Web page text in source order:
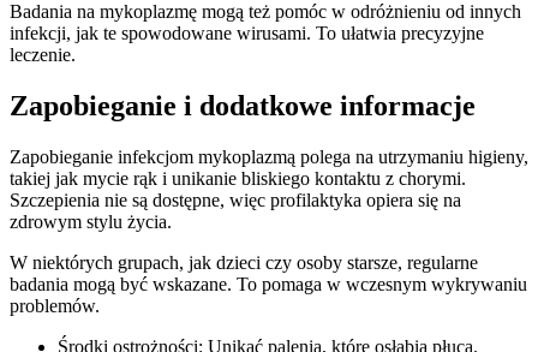
Badania na mykoplazmę mogą też pomóc w odróżnieniu od innych
infekcji, jak te spowodowane wirusami. To ułatwia precyzyjne
leczenie.
Zapobieganie i dodatkowe informacje
Zapobieganie infekcjom mykoplazmą polega na utrzymaniu higieny,
takiej jak mycie rąk i unikanie bliskiego kontaktu z chorymi.
Szczepienia nie są dostępne, więc profilaktyka opiera się na
zdrowym stylu życia.
W niektórych grupach, jak dzieci czy osoby starsze, regularne
badania mogą być wskazane. To pomaga w wczesnym wykrywaniu
problemów.
Środki ostrożności: Unikać palenia, które osłabia płuca.